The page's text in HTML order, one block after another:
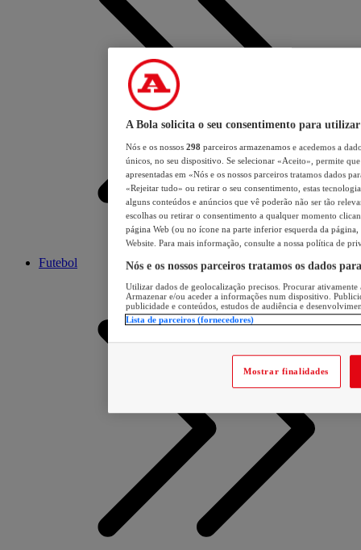
Futebol
A Bola solicita o seu consentimento para utilizar
Nós e os nossos 298 parceiros armazenamos e acedemos a
únicos, no seu dispositivo. Se selecionar «Aceito», permite
apresentadas em «Nós e os nossos parceiros tratamos dados
«Rejeitar tudo» ou retirar o seu consentimento, estas
alguns conteúdos e anúncios que vê poderão não ser tão
escolhas ou retirar o consentimento a qualquer momento
página Web (ou no ícone na parte inferior esquerda da página,
Website. Para mais informação, consulte a nossa política de
Nós e os nossos parceiros tratamos os dados
Utilizar dados de geolocalização precisos. Procurar
Armazenar e/ou aceder a informações num dispositivo.
publicidade e conteúdos, estudos de audiência e
Lista de parceiros (fornecedores)
Mostrar finalidades